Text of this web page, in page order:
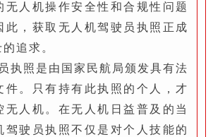
无人机操作安全性和合规性问题
此，获取无人机驾驶员执照正成
追求。
执照是由国家民航局颁发具有法
件。只有持有此执照的个人，才
无人机。在无人机日益普及的当
驾驶员执照不仅是对个人技能的